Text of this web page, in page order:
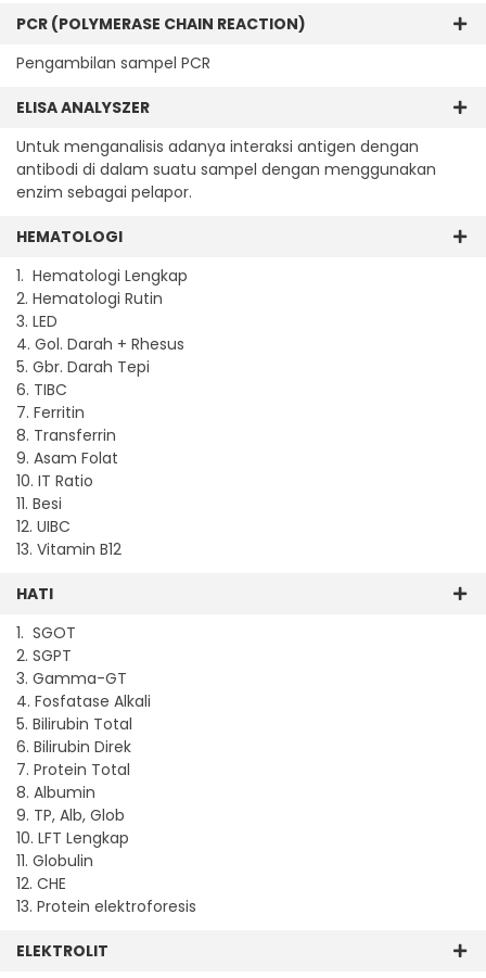
PCR (POLYMERASE CHAIN REACTION)
Pengambilan sampel PCR
ELISA ANALYSZER
Untuk menganalisis adanya interaksi antigen dengan
antibodi di dalam suatu sampel dengan menggunakan
enzim sebagai pelapor.
HEMATOLOGI
1. Hematologi Lengkap
2. Hematologi Rutin
3. LED
4. Gol. Darah + Rhesus
5. Gbr. Darah Tepi
6. TIBC
7. Ferritin
8. Transferrin
9. Asam Folat
10. IT Ratio
11. Besi
12. UIBC
13. Vitamin B12
HATI
1. SGOT
2. SGPT
3. Gamma-GT
4. Fosfatase Alkali
5. Bilirubin Total
6. Bilirubin Direk
7. Protein Total
8. Albumin
9. TP, Alb, Glob
10. LFT Lengkap
11. Globulin
12. CHE
13. Protein elektroforesis
ELEKTROLIT